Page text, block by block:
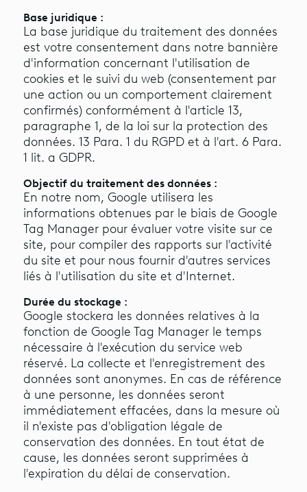
Base juridique :
La base juridique du traitement des données
est votre consentement dans notre bannière
d'information concernant l'utilisation de
cookies et le suivi du web (consentement par
une action ou un comportement clairement
confirmés) conformément à l'article 13,
paragraphe 1, de la loi sur la protection des
données. 13 Para. 1 du RGPD et à l'art. 6 Para.
1 lit. a GDPR.
Objectif du traitement des données :
En notre nom, Google utilisera les
informations obtenues par le biais de Google
Tag Manager pour évaluer votre visite sur ce
site, pour compiler des rapports sur l'activité
du site et pour nous fournir d'autres services
liés à l'utilisation du site et d'Internet.
Durée du stockage :
Google stockera les données relatives à la
fonction de Google Tag Manager le temps
nécessaire à l'exécution du service web
réservé. La collecte et l'enregistrement des
données sont anonymes. En cas de référence
à une personne, les données seront
immédiatement effacées, dans la mesure où
il n'existe pas d'obligation légale de
conservation des données. En tout état de
cause, les données seront supprimées à
l'expiration du délai de conservation.